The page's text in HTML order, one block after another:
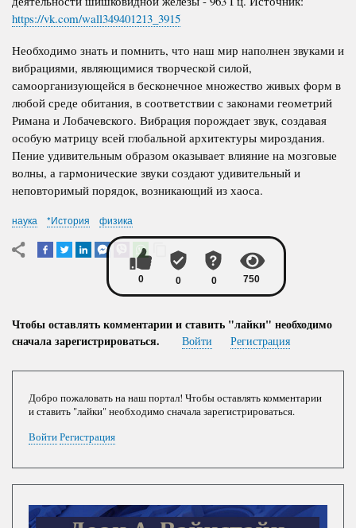
https://vk.com/wall349401213_3915
Необходимо знать и помнить, что наш мир наполнен звуками и
вибрациями, являющимися творческой силой,
самоорганизующейся в бесконечное множество живых форм в
любой среде обитания, в соответствии с законами геометрий
Римана и Лобачевского. Вибрация порождает звук, создавая
особую матрицу всей глобальной архитектуры мироздания.
Пение удивительным образом оказывает влияние на мозговые
волны, а гармонические звуки создают удивительный и
неповторимый порядок, возникающий из хаоса.
наука *История физика
Чтобы оставлять комментарии и ставить "лайки" необходимо
сначала зарегистрироваться.
Войти Регистрация
Добро пожаловать на наш портал! Чтобы оставлять комментарии
и ставить "лайки" необходимо сначала зарегистрироваться.
ВойтиРегистрация